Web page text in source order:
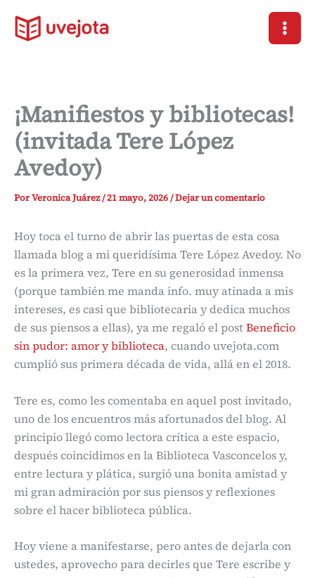
contenido
¡Manifiestos y bibliotecas!
(invitada Tere López
Avedoy)
PorVeronica Juárez/21 mayo, 2026/Dejar un comentario
Hoy toca el turno de abrir las puertas de esta cosa
llamada blog a mi queridísima Tere López Avedoy. No
es la primera vez, Tere en su generosidad inmensa
(porque también me manda info. muy atinada a mis
intereses, es casi que bibliotecaria y dedica muchos
de sus piensos a ellas), ya me regaló el postBeneficio
sin pudor: amor y biblioteca, cuando uvejota.com
cumplió sus primera década de vida, allá en el 2018.
Tere es, como les comentaba en aquel post invitado,
uno de los encuentros más afortunados del blog. Al
principio llegó como lectora crítica a este espacio,
después coincidimos en la Biblioteca Vasconcelos y,
entre lectura y plática, surgió una bonita amistad y
mi gran admiración por sus piensos y reflexiones
sobre el hacer biblioteca pública.
Hoy viene a manifestarse, pero antes de dejarla con
ustedes, aprovecho para decirles que Tere escribe y